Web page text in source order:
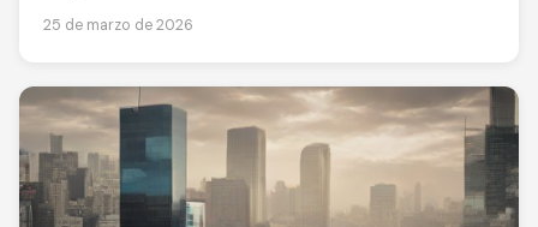
25 de marzo de 2026